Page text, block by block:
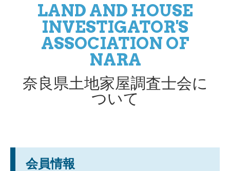
LAND AND HOUSE
INVESTIGATOR'S
ASSOCIATION OF
NARA
奈良県土地家屋調査士会に
ついて
会員情報